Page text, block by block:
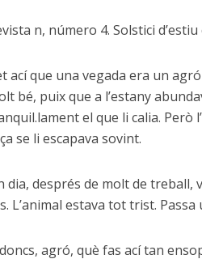
n, número 4. Solstici d’estiu
ací que una vegada era un
bé, puix que a l’estany
el que li calia. Però
se li escapava sovint.
dia, després de molt de
L’animal estava tot trist. Passa
agró, què fas ací tan